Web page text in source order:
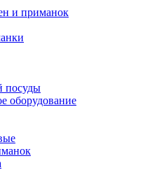
и приманок
посуды
оборудование